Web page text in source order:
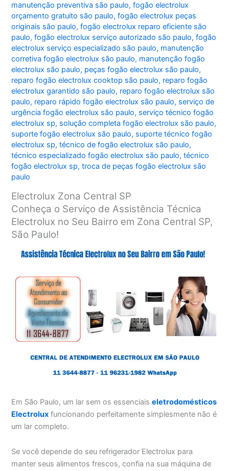
manutenção preventiva são paulo,fogão electrolux
orçamento gratuito são paulo,fogão electrolux peças
originais são paulo,fogão electrolux reparo eficiente são
paulo,fogão electrolux serviço autorizado são paulo,fogão
electrolux serviço especializado são paulo, manutenção
corretiva fogão electrolux são paulo, manutenção fogão
electrolux são paulo, peças fogão electrolux são paulo,
reparo fogão electrolux cooktop são paulo, reparo fogão
electrolux garantido são paulo, reparo fogão electrolux são
paulo, reparo rápido fogão electrolux são paulo, serviço de
urgência fogão electrolux são paulo, serviço técnico fogão
electrolux sp, solução completa fogão electrolux são paulo,
suporte fogão electrolux são paulo, suporte técnico fogão
electrolux sp,técnico de fogão electrolux são paulo,
técnico especializado fogão electrolux são paulo,técnico
fogão electrolux sp,troca de peças fogão electrolux são
paulo
Electrolux Zona Central SP
Conheça o Serviço de Assistência Técnica
Electrolux no Seu Bairro em Zona Central SP,
São Paulo!
Em São Paulo, um lar sem os essenciaiseletrodomésticos
Electrolux funcionando perfeitamente simplesmente não é
um lar completo.
Se você depende do seu refrigerador Electrolux para
manter seus alimentos frescos, confia na sua máquina de